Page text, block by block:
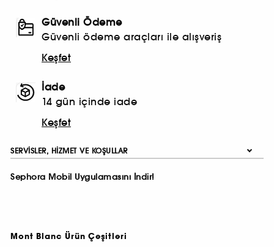
Güvenli Ödeme
Güvenli ödeme araçları ile alışveriş
Keşfet
İade
14 gün içinde iade
Keşfet
SERVISLER, HIZMET VE KOŞULLAR
Sephora Mobil Uygulamasını İndir!
Mont Blanc Ürün Çeşitleri